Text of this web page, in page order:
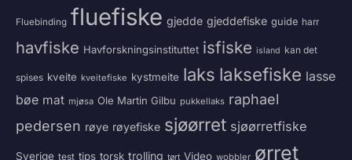
Fluebinding fluefiske gjedde gjeddefiske guide harr
havfiske Havforskningsinstituttet isfiske island kan det
spises kveite kveitefiske kystmeite laks laksefiske lasse
bøe mat mjøsa Ole Martin Gilbu pukkellaks raphael
pedersen røye røyefiske sjøørret sjøørretfiske
Sverige test tips torsk trolling tørt Video wobbler ørret